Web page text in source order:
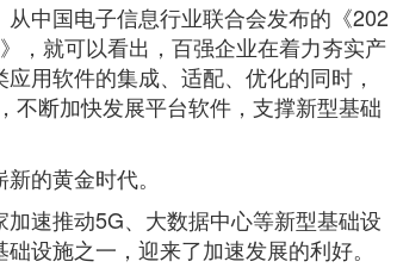
中国电子信息行业联合会发布的《202
，就可以看出，百强企业在着力夯实产
用软件的集成、适配、优化的同时，
不断加快发展平台软件，支撑新型基础
的黄金时代。
速推动5G、大数据中心等新型基础设
设施之一，迎来了加速发展的利好。